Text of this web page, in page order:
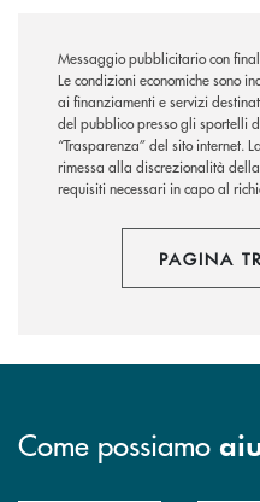
Messaggio pubblicitario con
Le condizioni economiche sono
ai finanziamenti e servizi
del pubblico presso gli sportelli
“Trasparenza” del sito internet.
rimessa alla discrezionalità
requisiti necessari in capo al
PAGINA
Come possiamo